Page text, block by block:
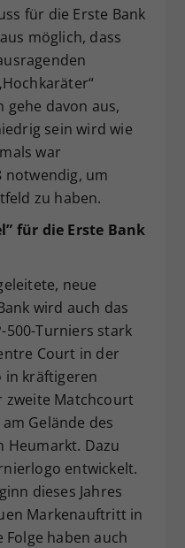
für die Erste Bank
möglich, dass
gehe davon aus,
sein wird wie
war
um
zu haben.
für die Erste Bank
neue
wird auch das
500-Turniers stark
Court in der
in kräftigeren
zweite Matchcourt
Gelände des
Heumarkt. Dazu
entwickelt.
dieses Jahres
Markenauftritt in
Folge haben auch